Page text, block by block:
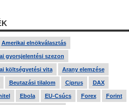
Amerikai elnökválasztás
gyorsjelentési szezon
költségvetési vita Arany elemzése
Beutazási tilalom Ciprus DAX
Ebola EU-Csúcs Forex Forint